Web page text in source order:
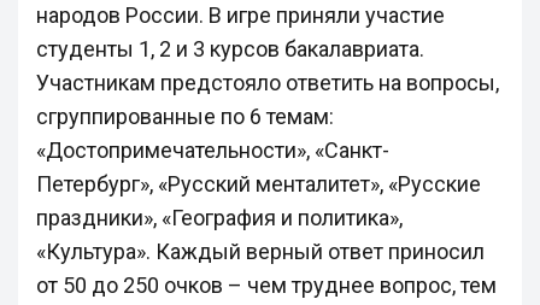
народов России. В игре приняли участие
студенты 1, 2 и 3 курсов бакалавриата.
Участникам предстояло ответить на вопросы,
сгруппированные по 6 темам:
«Достопримечательности», «Санкт-
Петербург», «Русский менталитет», «Русские
праздники», «География и политика»,
«Культура». Каждый верный ответ приносил
от 50 до 250 очков – чем труднее вопрос, тем